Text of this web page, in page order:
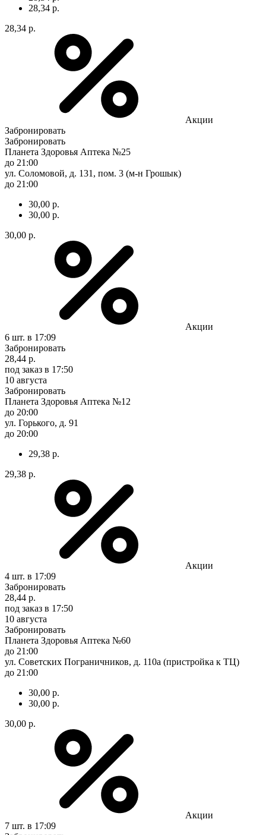
28,34 р.
28,34 р.
Акции
Забронировать
Забронировать
Планета Здоровья Аптека №25
до 21:00
ул. Соломовой, д. 131, пом. 3 (м-н Грошык)
до 21:00
30,00 р.
30,00 р.
30,00 р.
Акции
6 шт. в 17:09
Забронировать
28,44 р.
под заказ в 17:50
10 августа
Забронировать
Планета Здоровья Аптека №12
до 20:00
ул. Горького, д. 91
до 20:00
29,38 р.
29,38 р.
Акции
4 шт. в 17:09
Забронировать
28,44 р.
под заказ в 17:50
10 августа
Забронировать
Планета Здоровья Аптека №60
до 21:00
ул. Советских Пограничников, д. 110а (пристройка к ТЦ)
до 21:00
30,00 р.
30,00 р.
30,00 р.
Акции
7 шт. в 17:09